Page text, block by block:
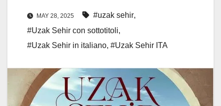
MAY 28, 2025 #uzak sehir,
#Uzak Sehir con sottotitoli,
#Uzak Sehir in italiano, #Uzak Sehir ITA